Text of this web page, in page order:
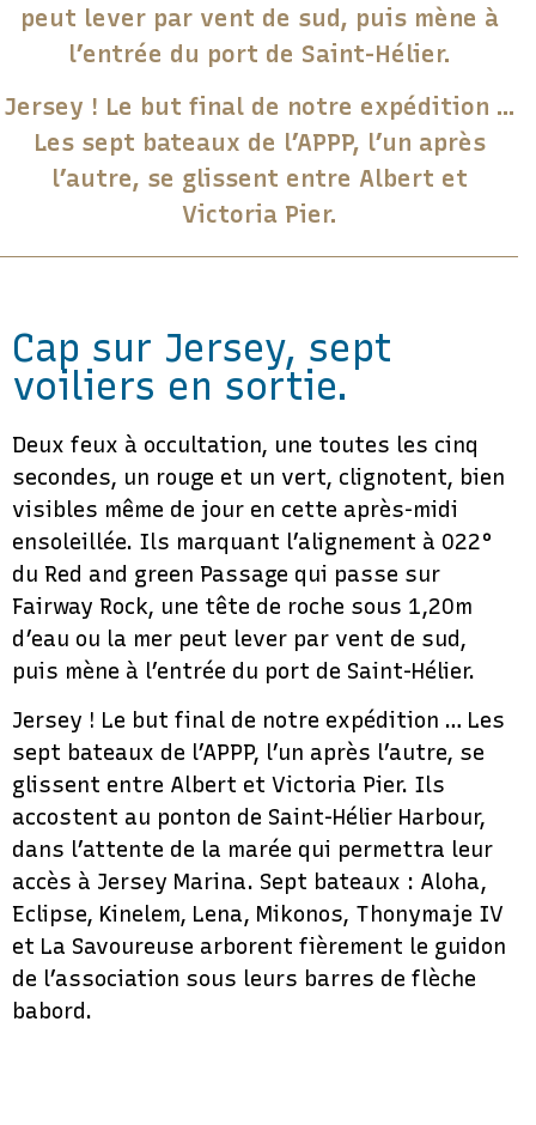
peut lever par vent de sud, puis mène à
l’entrée du port de Saint-Hélier.
Jersey ! Le but final de notre expédition …
Les sept bateaux de l’APPP, l’un après
l’autre, se glissent entre Albert et
Victoria Pier.
Cap sur Jersey, sept
voiliers en sortie.
Deux feux à occultation, une toutes les cinq
secondes, un rouge et un vert, clignotent, bien
visibles même de jour en cette après-midi
ensoleillée. Ils marquant l’alignement à 022°
du Red and green Passage qui passe sur
Fairway Rock, une tête de roche sous 1,20m
d’eau ou la mer peut lever par vent de sud,
puis mène à l’entrée du port de Saint-Hélier.
Jersey ! Le but final de notre expédition … Les
sept bateaux de l’APPP, l’un après l’autre, se
glissent entre Albert et Victoria Pier. Ils
accostent au ponton de Saint-Hélier Harbour,
dans l’attente de la marée qui permettra leur
accès à Jersey Marina. Sept bateaux : Aloha,
Eclipse, Kinelem, Lena, Mikonos, Thonymaje IV
et La Savoureuse arborent fièrement le guidon
de l’association sous leurs barres de flèche
babord.